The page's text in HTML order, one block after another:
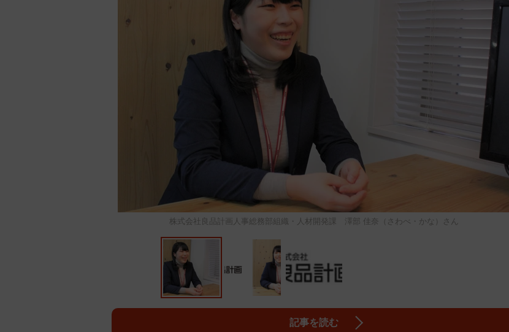
株式会社良品計画人事総務部組織・人材開発課 澤部 佳奈（さわべ・かな）さん
記事を読む